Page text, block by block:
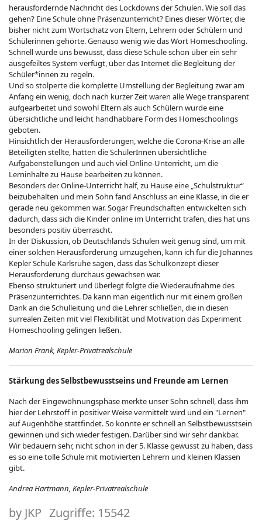
herausfordernde Nachricht des Lockdowns der Schulen. Wie soll das
gehen? Eine Schule ohne Präsenzunterricht? Eines dieser Wörter, die
bisher nicht zum Wortschatz von Eltern, Lehrern oder Schülern und
Schülerinnen gehörte. Genauso wenig wie das Wort Homeschooling.
Schnell wurde uns bewusst, dass diese Schule schon über ein sehr
ausgefeiltes System verfügt, über das Internet die Begleitung der
Schüler*innen zu regeln.
Und so stolperte die komplette Umstellung der Begleitung zwar am
Anfang ein wenig, doch nach kurzer Zeit waren alle Wege transparent
aufgearbeitet und sowohl Eltern als auch Schülern wurde eine
übersichtliche und leicht handhabbare Form des Homeschoolings
geboten.
Hinsichtlich der Herausforderungen, welche die Corona-Krise an alle
Beteiligten stellte, hatten die SchülerInnen übersichtliche
Aufgabenstellungen und auch viel Online-Unterricht, um die
Lerninhalte zu Hause bearbeiten zu können.
Besonders der Online-Unterricht half, zu Hause eine „Schulstruktur“
beizubehalten und mein Sohn fand Anschluss an eine Klasse, in die er
gerade neu gekommen war. Sogar Freundschaften entwickelten sich
dadurch, dass sich die Kinder online im Unterricht trafen, dies hat uns
besonders positiv überrascht.
In der Diskussion, ob Deutschlands Schulen weit genug sind, um mit
einer solchen Herausforderung umzugehen, kann ich für die Johannes
Kepler Schule Karlsruhe sagen, dass das Schulkonzept dieser
Herausforderung durchaus gewachsen war.
Ebenso strukturiert und überlegt folgte die Wiederaufnahme des
Präsenzunterrichtes. Da kann man eigentlich nur mit einem großen
Dank an die Schulleitung und die Lehrer schließen, die in diesen
surrealen Zeiten mit viel Flexibilität und Motivation das Experiment
Homeschooling gelingen ließen.
Marion Frank, Kepler-Privatrealschule
Stärkung des Selbstbewusstseins und Freunde am Lernen
Nach der Eingewöhnungsphase merkte unser Sohn schnell, dass ihm
hier der Lehrstoff in positiver Weise vermittelt wird und ein "Lernen"
auf Augenhöhe stattfindet. So konnte er schnell an Selbstbewusstsein
gewinnen und sich wieder festigen. Darüber sind wir sehr dankbar.
Wir bedauern sehr, nicht schon in der 5. Klasse gewusst zu haben, dass
es so eine tolle Schule mit motivierten Lehrern und kleinen Klassen
gibt.
Andrea Hartmann, Kepler-Privatrealschule
by JKP Zugriffe: 15542